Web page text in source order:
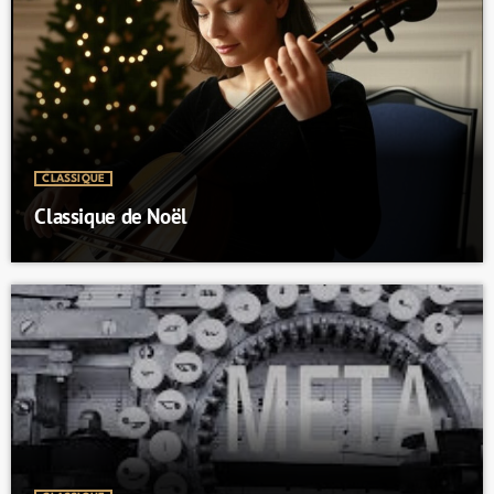
CLASSIQUE
Classique de Noël